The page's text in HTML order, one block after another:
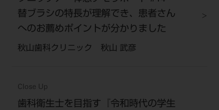
替ブラシの特長が理解でき、患者さん
へのお薦めポイントが分かりました
秋山歯科クリニック 秋山 武彦
Close Up
歯科衛生士を目指す『令和時代の学生